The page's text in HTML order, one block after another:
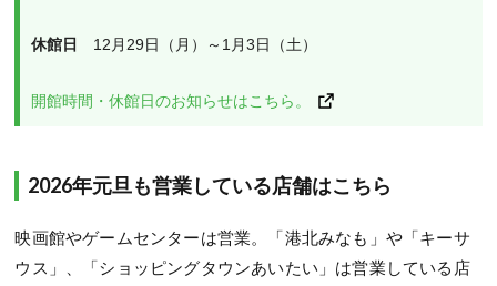
休館日 12月29日（月）～1月3日（土）
開館時間・休館日のお知らせはこちら。
2026年元旦も営業している店舗はこちら
映画館やゲームセンターは営業。「港北みなも」や「キーサ
ウス」、「ショッピングタウンあいたい」は営業している店